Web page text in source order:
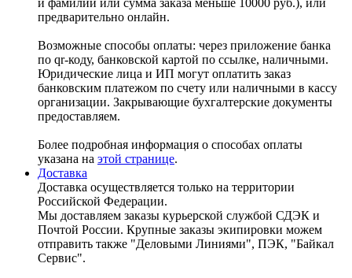
предварительно онлайн.
Возможные способы оплаты: через приложение банка
по qr-коду, банковской картой по ссылке, наличными.
Юридические лица и ИП могут оплатить заказ
банковским платежом по счету или наличными в кассу
организации. Закрывающие бухгалтерские документы
предоставляем.
Более подробная информация о способах оплаты
указана на этой странице.
Доставка
Доставка осуществляется только на территории
Российской Федерации.
Мы доставляем заказы курьерской службой СДЭК и
Почтой России. Крупные заказы экипировки можем
отправить также "Деловыми Линиями", ПЭК, "Байкал
Сервис".